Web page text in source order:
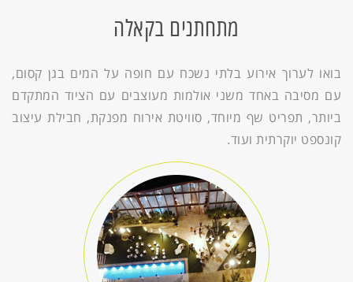
מתחתנים בקאלה
בואו לערוך אירוע בלתי נשכח עם חופה על המים בגן קסום,
עם מסיבה באחד משני אולמות מעוצבים עם הציוד המתקדם
ביותר, תפריט שף מיוחד, סוויטת אירוח מפנקת, חבילת עיצוב
קונספט יוקרתית ועוד.